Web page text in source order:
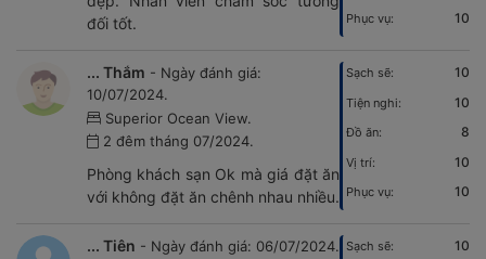
đối tốt.
Phục vụ: 10
... Thắm - Ngày đánh giá:
10/07/2024.
Superior Ocean View.
2 đêm tháng 07/2024.
Phòng khách sạn Ok mà giá đặt ăn
với không đặt ăn chênh nhau nhiều.
Sạch sẽ: 10
Tiện nghi: 10
Đồ ăn: 8
Vị trí: 10
Phục vụ: 10
... Tiên - Ngày đánh giá: 06/07/2024.
Sạch sẽ: 10